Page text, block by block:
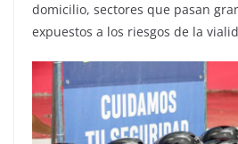
domicilio, sectores que pasan
expuestos a los riesgos de la